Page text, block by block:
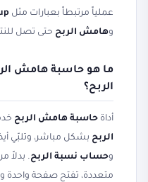
عملياً مرتبطاً بعبارات مثل
وهامش الربح حتى تصل
ما هو حاسبة هامش
الربح؟
أداة حاسبة هامش الربح
الربح بشكل مباشر، وتلبّي
وحساب نسبة الربح. بدلاً
متعددة، تفتح صفحة واحدة